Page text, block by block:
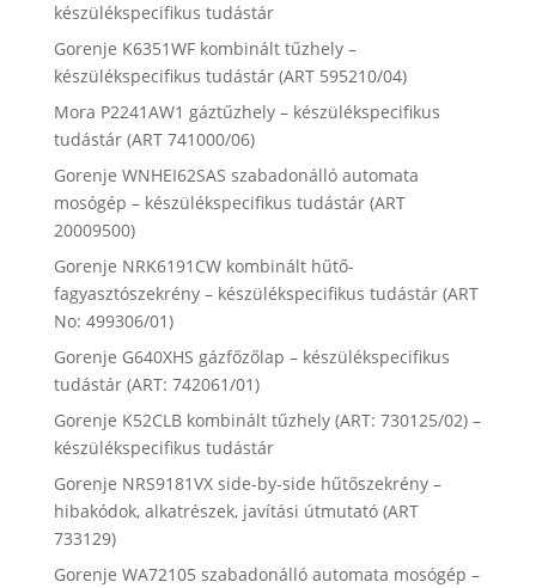
készülékspecifikus tudástár
Gorenje K6351WF kombinált tűzhely –
készülékspecifikus tudástár (ART 595210/04)
Mora P2241AW1 gáztűzhely – készülékspecifikus
tudástár (ART 741000/06)
Gorenje WNHEI62SAS szabadonálló automata
mosógép – készülékspecifikus tudástár (ART
20009500)
Gorenje NRK6191CW kombinált hűtő-
fagyasztószekrény – készülékspecifikus tudástár (ART
No: 499306/01)
Gorenje G640XHS gázfőzőlap – készülékspecifikus
tudástár (ART: 742061/01)
Gorenje K52CLB kombinált tűzhely (ART: 730125/02) –
készülékspecifikus tudástár
Gorenje NRS9181VX side-by-side hűtőszekrény –
hibakódok, alkatrészek, javítási útmutató (ART
733129)
Gorenje WA72105 szabadonálló automata mosógép –